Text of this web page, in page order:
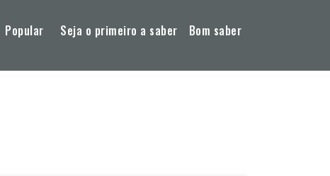
Popular Seja o primeiro a saber Bom saber